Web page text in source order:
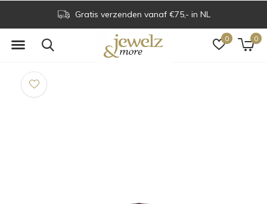
0 0
Gratis verzenden vanaf €75,- in NL